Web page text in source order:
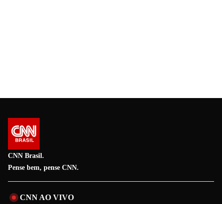
CNN Brasil.
Pense bem, pense CNN.
CNN AO VIVO